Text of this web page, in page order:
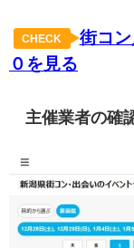
CHECK
街コ
０を見る
主催業者の確